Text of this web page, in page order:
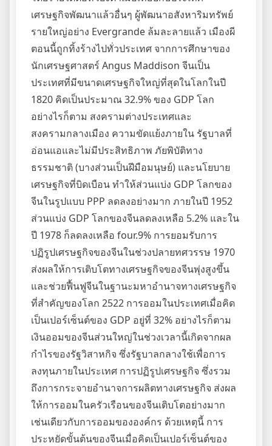
เศรษฐกิจพัฒนาแล้วอื่นๆ ผู้พัฒนาอสังหาริมทรัพย์
รายใหญ่อย่าง Evergrande ล้มละลายแล้ว เมืองผี
ตอนนี้ถูกทิ้งร้างไปทั่วประเทศ จากการศึกษาของ
นักเศรษฐศาสตร์ Angus Maddison จีนเป็น
ประเทศที่มีขนาดเศรษฐกิจใหญ่ที่สุดในโลกในปี
1820 คิดเป็นประมาณ 32.9% ของ GDP โลก
อย่างไรก็ตาม สงครามต่างประเทศและ
สงครามกลางเมือง ความขัดแย้งภายใน รัฐบาลที่
อ่อนแอและไม่มีประสิทธิภาพ ภัยพิบัติทาง
ธรรมชาติ (บางส่วนเป็นฝีมือมนุษย์) และนโยบาย
เศรษฐกิจที่บิดเบือน ทำให้ส่วนแบ่ง GDP โลกของ
จีนในรูปแบบ PPP ลดลงอย่างมาก ภายในปี 1952
ส่วนแบ่ง GDP โลกของจีนลดลงเหลือ 5.2% และใน
ปี 1978 ก็ลดลงเหลือ four.9% การยอมรับการ
ปฏิรูปเศรษฐกิจของจีนในช่วงปลายทศวรรษ 1970
ส่งผลให้การเติบโตทางเศรษฐกิจของจีนพุ่งสูงขึ้น
และช่วยฟื้นฟูจีนในฐานะมหาอำนาจทางเศรษฐกิจ
ที่สำคัญของโลก 2522 การออมในประเทศเมื่อคิด
เป็นเปอร์เซ็นต์ของ GDP อยู่ที่ 32% อย่างไรก็ตาม
เงินออมของจีนส่วนใหญ่ในช่วงเวลานี้เกิดจากผล
กำไรของรัฐวิสาหกิจ ซึ่งรัฐบาลกลางใช้เพื่อการ
ลงทุนภายในประเทศ การปฏิรูปเศรษฐกิจ ซึ่งรวม
ถึงการกระจายอำนาจการผลิตทางเศรษฐกิจ ส่งผล
ให้การออมในครัวเรือนของจีนเติบโตอย่างมาก
เช่นเดียวกับการออมขององค์กร ด้วยเหตุนี้ การ
ประหยัดขั้นต้นของจีนเมื่อคิดเป็นเปอร์เซ็นต์ของ